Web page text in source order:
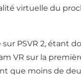
virtuelle du
PSVR 2, étant
VR sur la
que moins de